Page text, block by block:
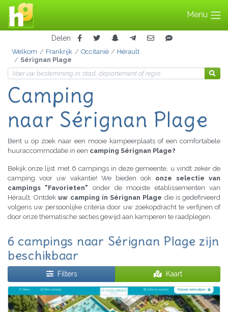
Menu
Delen
Welkom Frankrijk Occitanië
Hérault
Sérignan Plage
Camping
naar Sérignan Plage
Bent u op zoek naar een mooie kampeerplaats of een comfortabele
huuraccommodatie in een camping Sérignan Plage?
Bekijk onze lijst met 6 campings in deze gemeente, u vindt zeker de
camping voor uw vakantie! We bieden ook onze selectie van
campings "Favorieten" onder de mooiste etablissementen van
Hérault. Ontdek uw camping in Sérignan Plage die is gedefinieerd
volgens uw persoonlijke criteria door uw zoekopdracht te verfijnen of
door onze thematische secties gewijd aan kamperen te raadplegen.
6 campings naar Sérignan Plage zijn
beschikbaar
Filters Kaart